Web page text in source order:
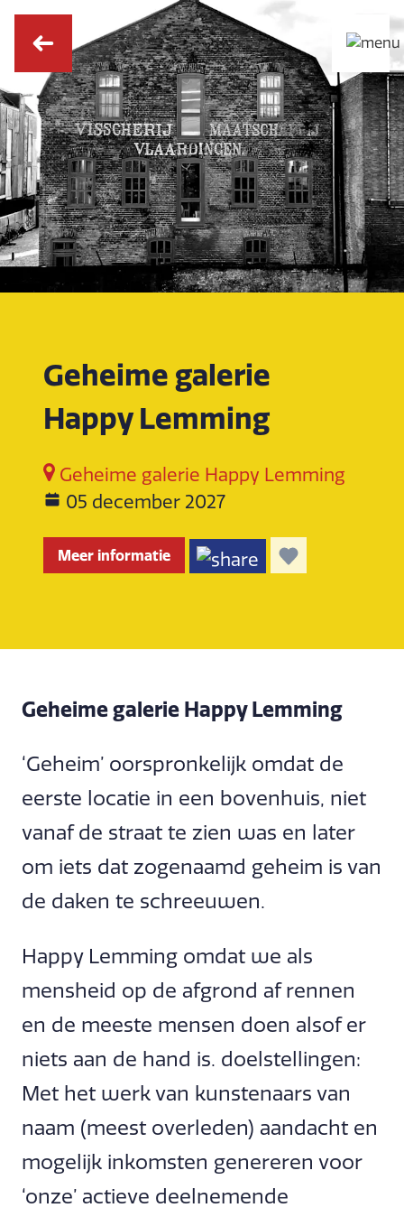
Geheime galerie
Happy Lemming
Geheime galerie Happy Lemming
05 december 2027
Meer informatie
Geheime galerie Happy Lemming
‘Geheim’ oorspronkelijk omdat de
eerste locatie in een bovenhuis, niet
vanaf de straat te zien was en later
om iets dat zogenaamd geheim is van
de daken te schreeuwen.
Happy Lemming omdat we als
mensheid op de afgrond af rennen
en de meeste mensen doen alsof er
niets aan de hand is. doelstellingen:
Met het werk van kunstenaars van
naam (meest overleden) aandacht en
mogelijk inkomsten genereren voor
‘onze’ actieve deelnemende